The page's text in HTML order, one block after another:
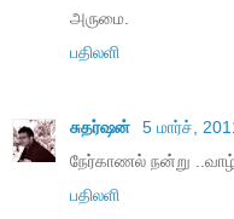
அருமை.
பதிலளி
சுதர்ஷன்
5 மார்ச்,
நேர்காணல் நன்று
பதிலளி